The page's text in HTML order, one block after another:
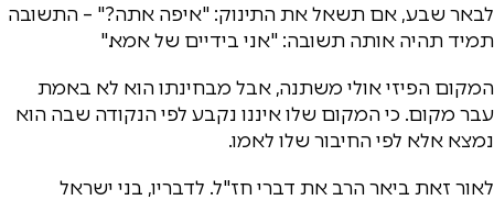
לבאר שבע, אם תשאל את התינוק: "איפה אתה?" – התשובה
תמיד תהיה אותה תשובה: "אני בידיים של אמא."
המקום הפיזי אולי משתנה, אבל מבחינתו הוא לא באמת
עבר מקום. כי המקום שלו איננו נקבע לפי הנקודה שבה הוא
נמצא אלא לפי החיבור שלו לאמו.
לאור זאת ביאר הרב את דברי חז"ל. לדבריו, בני ישראל